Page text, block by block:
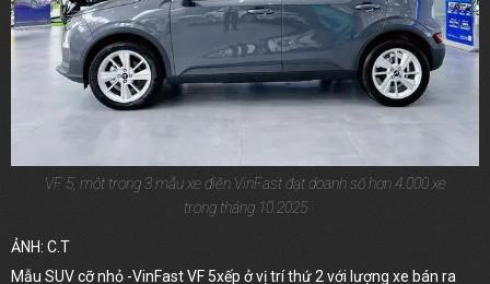
VF 5, một trong 3 mẫu xe điện VinFast đạt doanh số hơn 4.000 xe
trong tháng 10.2025
ẢNH: C.T
Mẫu SUV cỡ nhỏ -VinFast VF 5xếp ở vị trí thứ 2 với lượng xe bán ra